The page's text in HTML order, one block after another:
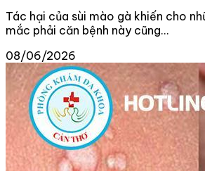
Tác hại của sùi mào gà khiến cho
mắc phải căn bệnh này cũng...
08/06/2026